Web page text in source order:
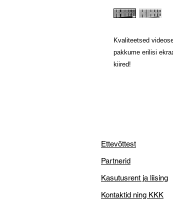
Kvaliteetsed
pakkume erilisi
kiired!
Ettevõttest
Partnerid
Kasutusrent ja liising
Kontaktid ning KKK